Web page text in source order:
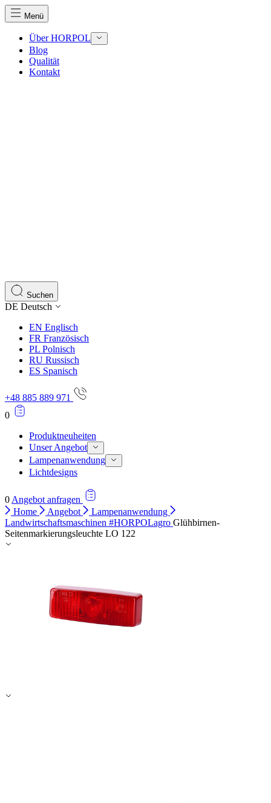
Menü
Über HORPOL
Blog
Qualität
Kontakt
Suchen
DE Deutsch
EN Englisch
FR Französisch
PL Polnisch
RU Russisch
ES Spanisch
+48 885 889 971
0
Produktneuheiten
Unser Angebot
Lampenanwendung
Lichtdesigns
0 Angebot anfragen
Home
Angebot
Lampenanwendung
Landwirtschaftsmaschinen #HORPOLagro Glühbirnen-
Seitenmarkierungsleuchte LO 122
Marketing-Cookies werden verwendet, um Benutzer
einzelnen Benutzer relevant und ansprechend sind und
Nicht kategorisiert.
Andere nicht kategorisierte Cookies sind solche, die